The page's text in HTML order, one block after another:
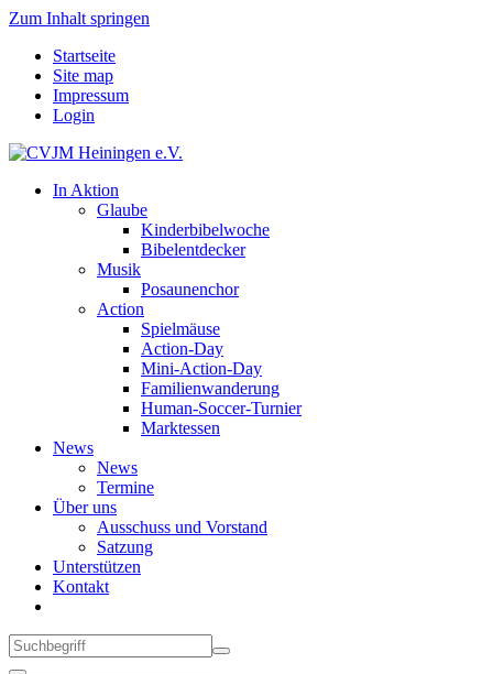
Zum Inhalt springen
Startseite
Site map
Impressum
Login
In Aktion
Glaube
Kinderbibelwoche
Bibelentdecker
Musik
Posaunenchor
Action
Spielmäuse
Action-Day
Mini-Action-Day
Familienwanderung
Human-Soccer-Turnier
Marktessen
News
News
Termine
Über uns
Ausschuss und Vorstand
Satzung
Unterstützen
Kontakt